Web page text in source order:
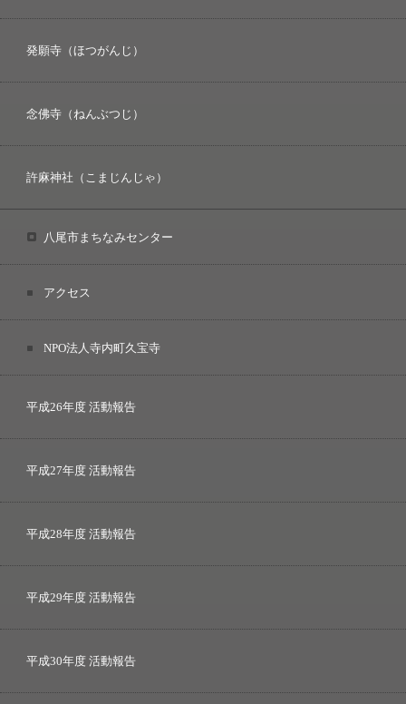
発願寺（ほつがんじ）
念佛寺（ねんぶつじ）
許麻神社（こまじんじゃ）
八尾市まちなみセンター
アクセス
NPO法人寺内町久宝寺
平成26年度 活動報告
平成27年度 活動報告
平成28年度 活動報告
平成29年度 活動報告
平成30年度 活動報告